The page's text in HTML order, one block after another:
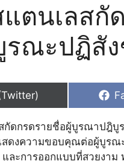
ตนเลส
รณะปฏิสั
กัดกรดรายชื่อผู้บูรณาปฎิ
สดงความขอบคุณต่อผู้บูร
ละการออกแบบที่สวยงา